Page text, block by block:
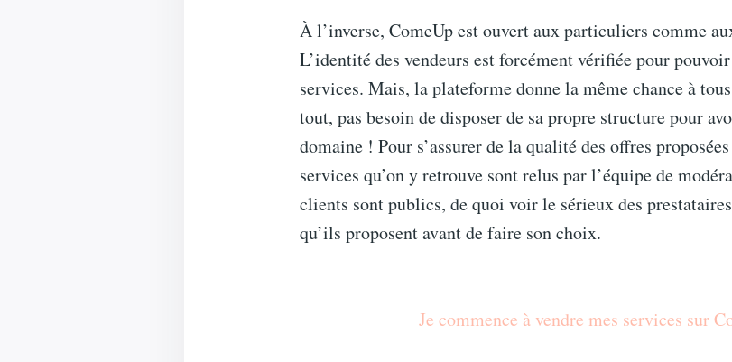
À l’inverse, ComeUp est ouvert aux particuliers comme
L’identité des vendeurs est forcément vérifiée pour
services. Mais, la plateforme donne la même chance à
tout, pas besoin de disposer de sa propre structure pour
domaine ! Pour s’assurer de la qualité des offres
services qu’on y retrouve sont relus par l’équipe de
clients sont publics, de quoi voir le sérieux des
qu’ils proposent avant de faire son choix.
Je commence à vendre mes services sur